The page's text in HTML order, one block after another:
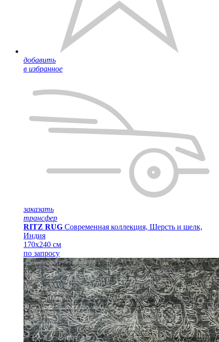
добавить
в избранное
заказать
трансфер
RITZ RUG Современная коллекция, Шерсть и шелк,
Индия
170x240 см
по запросу